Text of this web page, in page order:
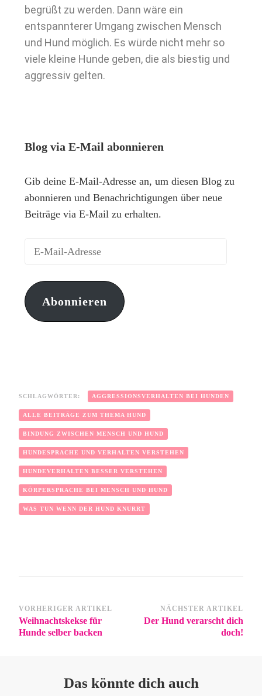
begrüßt zu werden. Dann wäre ein
entspannterer Umgang zwischen Mensch
und Hund möglich. Es würde nicht mehr so
viele kleine Hunde geben, die als biestig und
aggressiv gelten.
Blog via E-Mail abonnieren
Gib deine E-Mail-Adresse an, um diesen Blog zu
abonnieren und Benachrichtigungen über neue
Beiträge via E-Mail zu erhalten.
Abonnieren
SCHLAGWÖRTER: AGGRESSIONSVERHALTEN BEI HUNDEN
ALLE BEITRÄGE ZUM THEMA HUND
BINDUNG ZWISCHEN MENSCH UND HUND
HUNDESPRACHE UND VERHALTEN VERSTEHEN
HUNDEVERHALTEN BESSER VERSTEHEN
KÖRPERSPRACHE BEI MENSCH UND HUND
WAS TUN WENN DER HUND KNURRT
VORHERIGER ARTIKEL
Weihnachtskekse für
Hunde selber backen
NÄCHSTER ARTIKEL
Der Hund verarscht dich
doch!
Das könnte dich auch